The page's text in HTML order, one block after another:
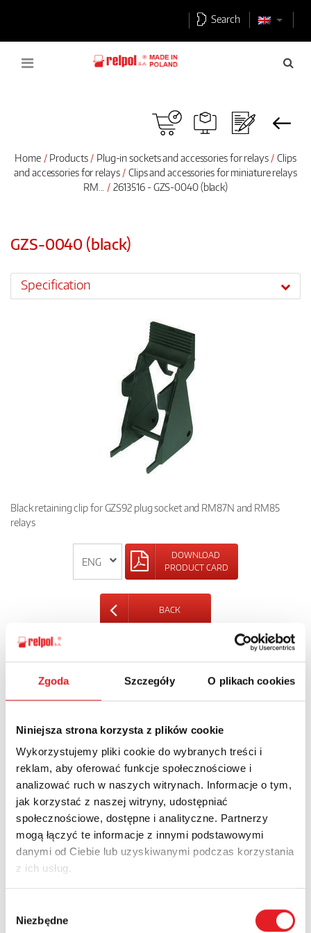
Zgoda Szczegóły O plikach cookies
Niniejsza strona korzysta z plików cookie
Wykorzystujemy pliki cookie do wybranych treści i
reklam, aby oferować funkcje społecznościowe i
analizować ruch w naszych witrynach. Informacje o tym,
jak korzystać z naszej witryny, udostępniać
społecznościowe, dostępne i analityczne. Partnerzy
mogą łączyć te informacje z innymi podstawowymi
danymi od Ciebie lub uzyskiwanymi podczas korzystania
z ich usług.
zgody
Niezbędne
Search
Home Products Plug-in sockets and accessories for relays
Clips
and accessories for relays
Clips and accessories for miniature relays
RM...
2613516 - GZS-0040 (black)
GZS-0040 (black)
Specification
Black retaining clip for GZS92 plug socket and RM87N and RM85
relays
DOWNLOAD
PRODUCT CARD
BACK
Ask for the details of the offer
Email: *
Company:
Phone: